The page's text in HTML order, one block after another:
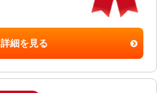
詳細を見る